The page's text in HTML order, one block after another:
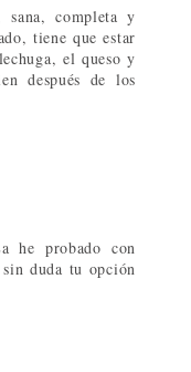
sana, completa y
tiene que estar
el queso y
después de los
he probado con
duda tu opción